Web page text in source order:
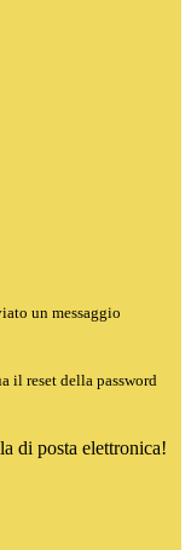
un messaggio
il reset della password
di posta elettronica!